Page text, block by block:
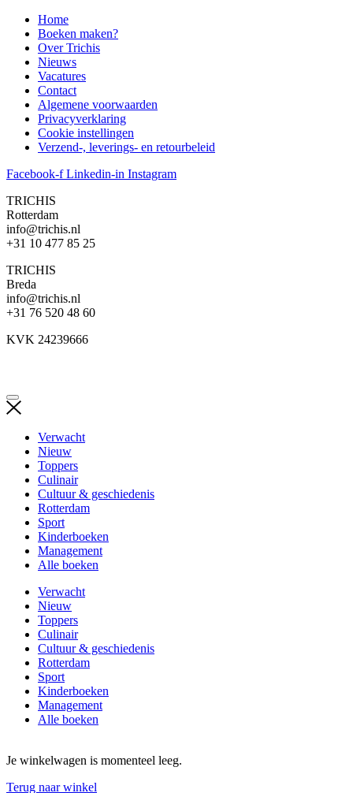
Home
Boeken maken?
Over Trichis
Nieuws
Vacatures
Contact
Algemene voorwaarden
Privacyverklaring
Cookie instellingen
Verzend-, leverings- en retourbeleid
Facebook-f Linkedin-in Instagram
TRICHIS
Rotterdam
info@trichis.nl
+31 10 477 85 25
TRICHIS
Breda
info@trichis.nl
+31 76 520 48 60
KVK 24239666
Verwacht
Nieuw
Toppers
Culinair
Cultuur & geschiedenis
Rotterdam
Sport
Kinderboeken
Management
Alle boeken
Verwacht
Nieuw
Toppers
Culinair
Cultuur & geschiedenis
Rotterdam
Sport
Kinderboeken
Management
Alle boeken
Je winkelwagen is momenteel leeg.
Terug naar winkel